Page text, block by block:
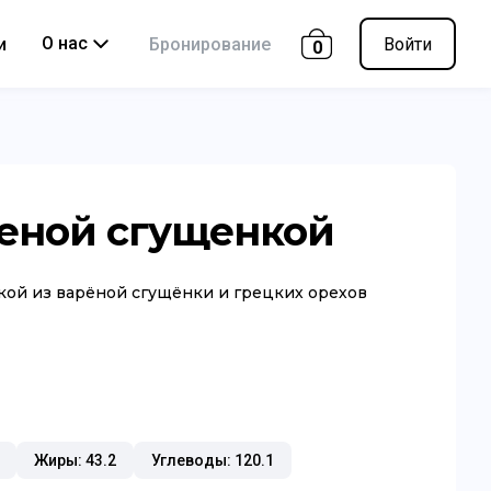
О нас Бронирование 0 Войти
сгущенкой
из варёной сгущёнки и грецких орехов
Жиры: 43.2 Углеводы: 120.1